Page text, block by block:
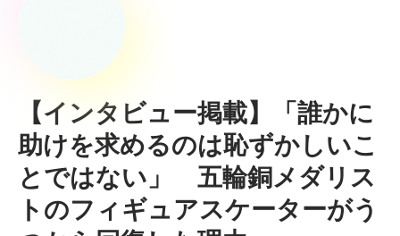
【インタビュー掲載】「誰かに
助けを求めるのは恥ずかしいこ
とではない」 五輪銅メダリス
トのフィギュアスケーターがう